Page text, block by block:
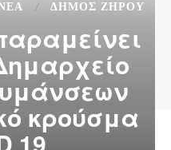
ΔΉΜΟΣ ΖΗΡΟΎ
κρούσμα